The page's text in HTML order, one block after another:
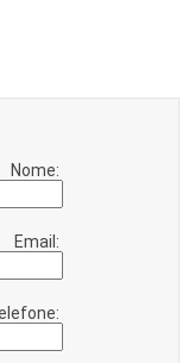
Nome:
Email: